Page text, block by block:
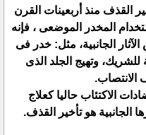
القذف منذ أربعينات القرن
المخدر الموضعى ، فإنه
الجانبية، مثل: خدر فى
للشريك، وتهيج الجلد الذى
الاكتئاب حاليا كعلاج
الجانبية هو تأخير القذف.